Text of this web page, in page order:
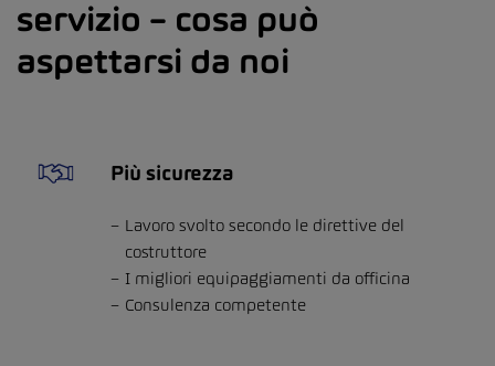
servizio – cosa può
aspettarsi da noi
Più sicurezza
Lavoro svolto secondo le direttive del
costruttore
I migliori equipaggiamenti da officina
Consulenza competente